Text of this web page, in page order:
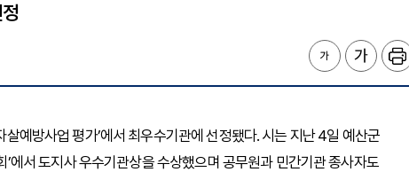
예방사업 평가’에서 최우수기관에 선정됐다. 시는 지난 4일 예산군
에서 도지사 우수기관상을 수상했으며 공무원과 민간기관 종사자도